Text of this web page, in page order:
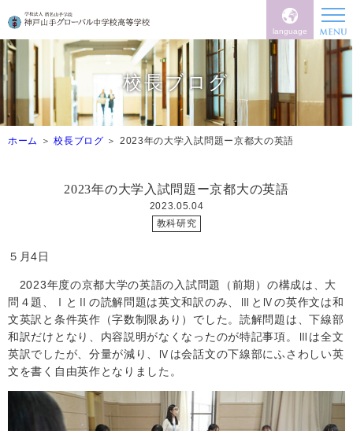
language
校長ブログ
ホーム 校長ブログ 2023年の大学入試問題ー京都大の英語
2023年の大学入試問題ー京都大の英語
2023.05.04
教科研究
５月4日
2023年度の京都大学の英語の入試問題（前期）の構成は、大
問４題、ⅠとⅡの読解問題は英文和訳のみ、ⅢとⅣの英作文は和
文英訳と条件英作（字数制限あり）でした。読解問題は、下線部
和訳だけとなり、内容説明がなくなったのが特記事項。Ⅲは全文
英訳でしたが、分量が減り、Ⅳは会話文の下線部にふさわしい英
文を書く自由英作となりました。